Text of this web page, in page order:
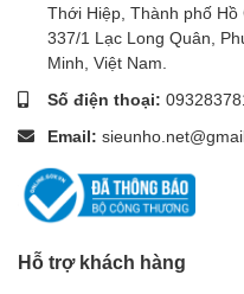
Thới Hiệp, Thành phố
337/1 Lạc Long Quân,
Minh, Việt Nam.
Số điện thoại:
Email:
Hỗ trợ khách hàng